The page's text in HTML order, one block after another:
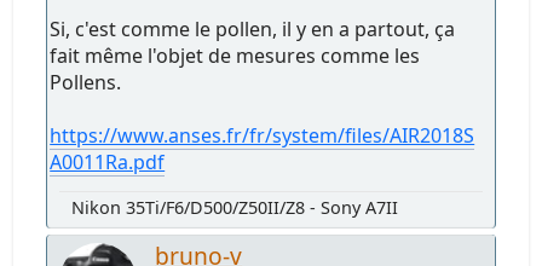
Si, c'est comme le pollen, il y en a partout, ça
fait même l'objet de mesures comme les
Pollens.
https://www.anses.fr/fr/system/files/AIR2018S
A0011Ra.pdf
Nikon 35Ti/F6/D500/Z50II/Z8 - Sony A7II
bruno-v